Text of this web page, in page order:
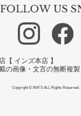
【 インズ本店 】
の画像・文言の無断複
Copyright © INN'S ALL Rights Reserved.